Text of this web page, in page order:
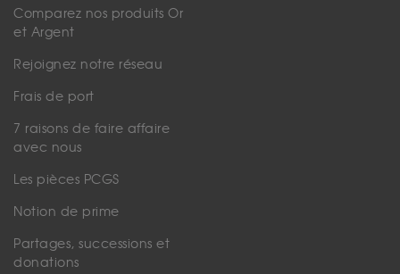
Comparez nos produits Or
et Argent
Rejoignez notre réseau
Frais de port
7 raisons de faire affaire
avec nous
Les pièces PCGS
Notion de prime
Partages, successions et
donations